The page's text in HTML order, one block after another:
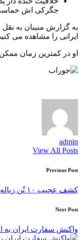
جگرکی اش
به گزارش منیبان به
ایرانی را مشاهده می
او در کمترین زمان
admin
View All Posts
Post
navigation
Previous Post
کشف عجیب ۱۰ تُن زباله از یک خانه در پایتخت
Next Post
واکنش سفارت ایران به